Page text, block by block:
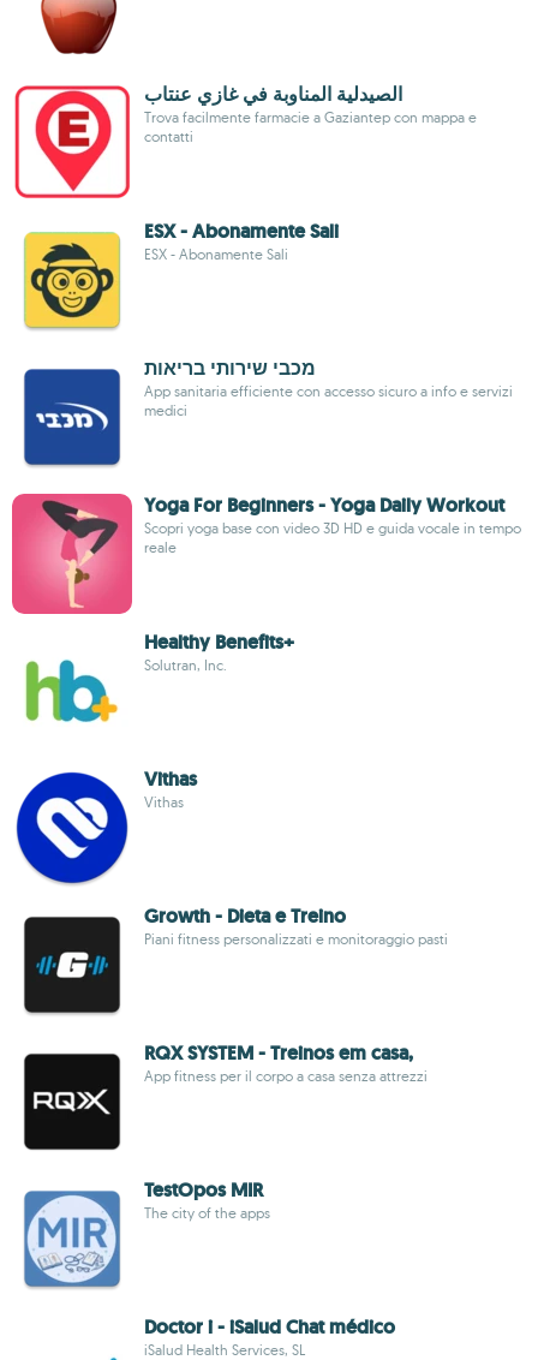
الصيدلية المناوبة في غازي عنتاب
Trova facilmente farmacie a Gaziantep con mappa e
contatti
ESX - Abonamente Sali
ESX - Abonamente Sali
מכבי שירותי בריאות
App sanitaria efficiente con accesso sicuro a info e servizi
medici
Yoga For Beginners - Yoga Daily Workout
Scopri yoga base con video 3D HD e guida vocale in tempo
reale
Healthy Benefits+
Solutran, Inc.
Vithas
Vithas
Growth - Dieta e Treino
Piani fitness personalizzati e monitoraggio pasti
RQX SYSTEM - Treinos em casa,
App fitness per il corpo a casa senza attrezzi
TestOpos MIR
The city of the apps
Doctor i - iSalud Chat médico
iSalud Health Services, SL